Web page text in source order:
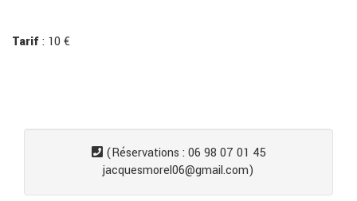
Tarif: 10 €
(Réservations : 06 98 07 01 45
jacquesmorel06@gmail.com)